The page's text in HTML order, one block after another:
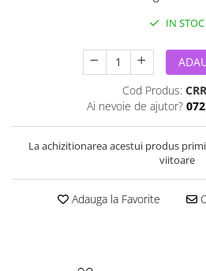
IN STOC
Cod Produs:
Ai nevoie de ajutor?
La achizitionarea acestui produs
viitoare
Adauga la Favorite